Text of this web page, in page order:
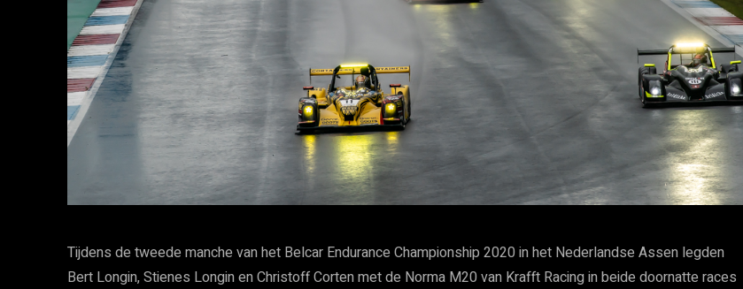
Tijdens de tweede manche van het Belcar Endurance Championship 2020 in het Nederlandse Assen legden
Bert Longin, Stienes Longin en Christoff Corten met de Norma M20 van Krafft Racing in beide doornatte races